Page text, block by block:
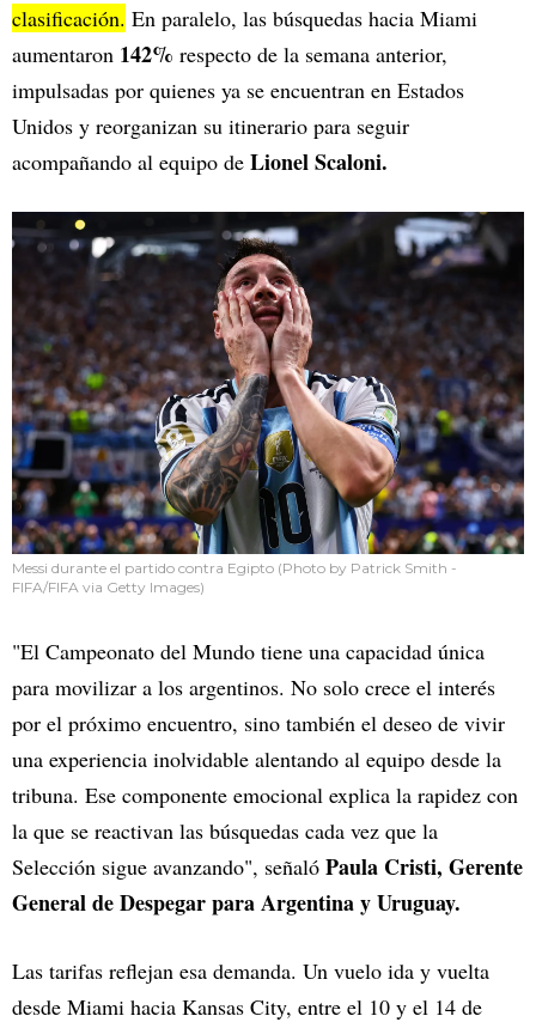
clasificación. En paralelo, las búsquedas hacia Miami
aumentaron 142% respecto de la semana anterior,
impulsadas por quienes ya se encuentran en Estados
Unidos y reorganizan su itinerario para seguir
acompañando al equipo de Lionel Scaloni.
Messi durante el partido contra Egipto (Photo by Patrick Smith -
FIFA/FIFA via Getty Images)
"El Campeonato del Mundo tiene una capacidad única
para movilizar a los argentinos. No solo crece el interés
por el próximo encuentro, sino también el deseo de vivir
una experiencia inolvidable alentando al equipo desde la
tribuna. Ese componente emocional explica la rapidez con
la que se reactivan las búsquedas cada vez que la
Selección sigue avanzando", señaló Paula Cristi, Gerente
General de Despegar para Argentina y Uruguay.
Las tarifas reflejan esa demanda. Un vuelo ida y vuelta
desde Miami hacia Kansas City, entre el 10 y el 14 de